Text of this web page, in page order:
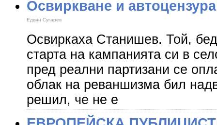
Освиркване и автоцензура
Едвин Сугарев
Освиркаха Станишев. Той,
старта на кампанията си в
пред реални партизани се
облак на реваншизма бил
решил, че не е